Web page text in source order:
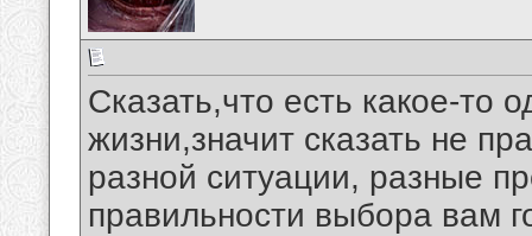
Сказать,что есть какое-то
жизни,значит сказать не
разной ситуации, разные
правильности выбора вам